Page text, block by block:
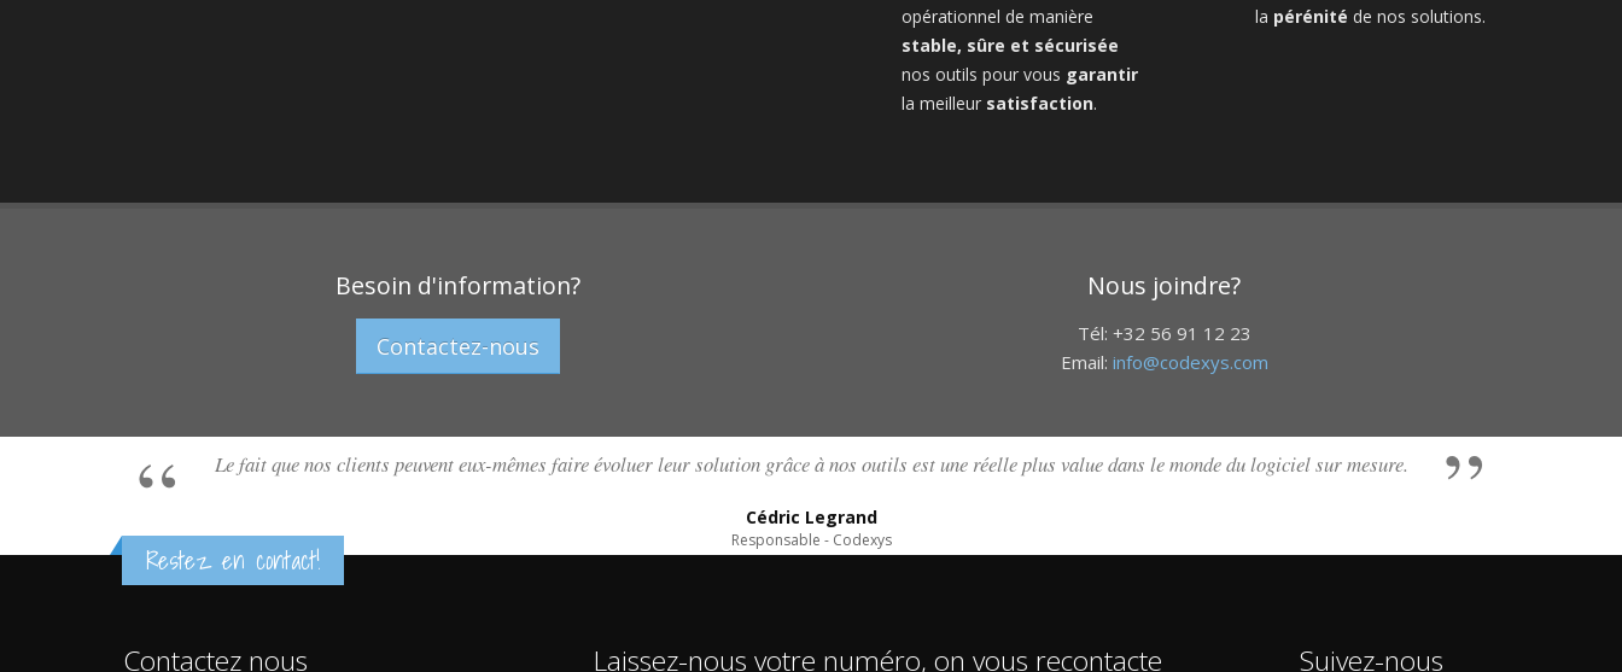
opérationnel de manière
stable, sûre et sécurisée
nos outils pour vous garantir
la meilleur satisfaction.
la pérénité de nos solutions.
Besoin d'information?
Contactez-nous
Nous joindre?
Tél: +32 56 91 12 23
Email: info@codexys.com
Le fait que nos clients peuvent eux-mêmes faire évoluer leur solution grâce à nos outils est une réelle plus value dans le monde du logiciel sur mesure.
Cédric Legrand
Responsable - Codexys
Restez en contact!
Contactez nous Laissez-nous votre numéro, on vous recontacte Suivez-nous